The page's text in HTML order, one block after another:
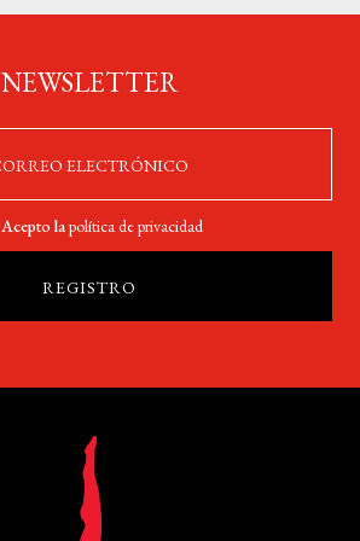
NEWSLETTER
Acepto lapolítica de privacidad